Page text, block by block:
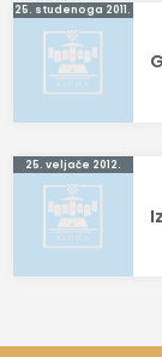
Navigacija
objava
25. studenoga 2011.
25. veljače 2012.